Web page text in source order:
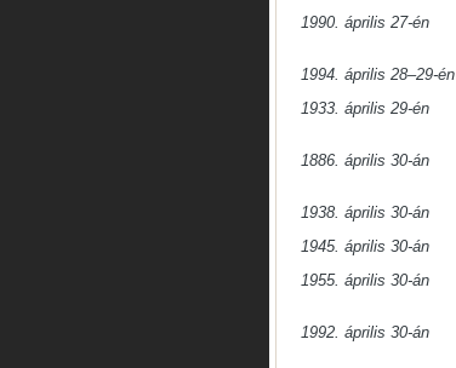
1990. április 27-én
1994. április 28–29-én
1933. április 29-én
1886. április 30-án
1938. április 30-án
1945. április 30-án
1955. április 30-án
1992. április 30-án